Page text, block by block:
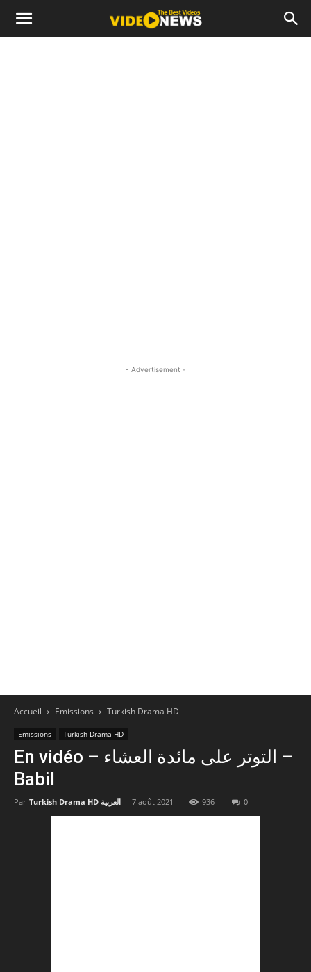
- Advertisement -
Accueil Emissions Turkish Drama HD
Emissions Turkish Drama HD
En vidéo – التوتر على مائدة العشاء –
Babil
Par Turkish Drama HD العربية - 7 août 2021 936 0